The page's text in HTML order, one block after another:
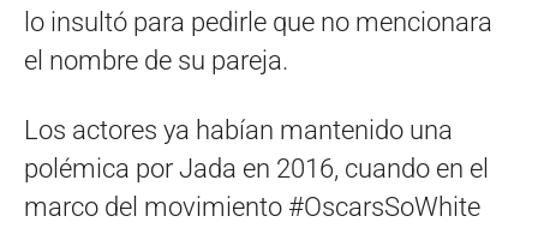
lo insultó para pedirle que no mencionara
el nombre de su pareja.
Los actores ya habían mantenido una
polémica por Jada en 2016, cuando en el
marco del movimiento #OscarsSoWhite